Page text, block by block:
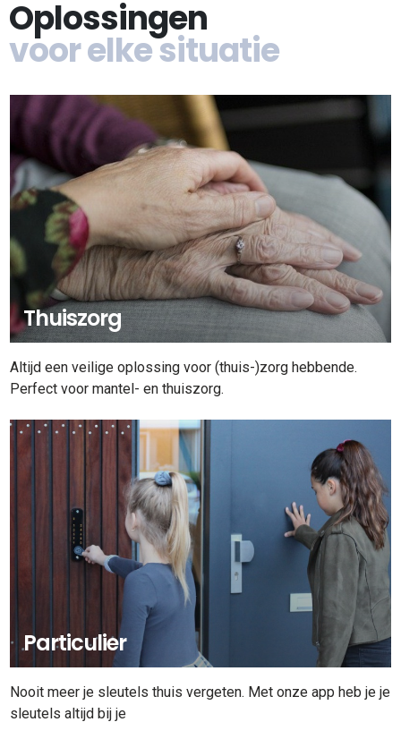
Oplossingen
voor elke situatie
Thuiszorg
Altijd een veilige oplossing voor (thuis-)zorg hebbende.
Perfect voor mantel- en thuiszorg.
Particulier
Nooit meer je sleutels thuis vergeten. Met onze app heb je je
sleutels altijd bij je